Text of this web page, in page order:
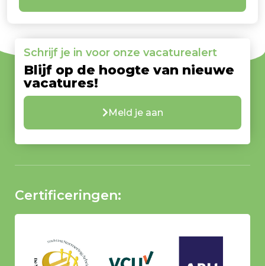
Schrijf je in voor onze vacaturealert
Blijf op de hoogte van nieuwe
vacatures!
Meld je aan
Certificeringen: